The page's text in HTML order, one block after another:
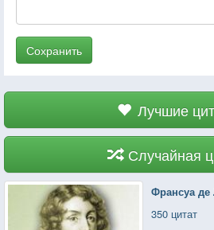
Сохранить
Лучшие
Случайная
Франсуа
350 цитат